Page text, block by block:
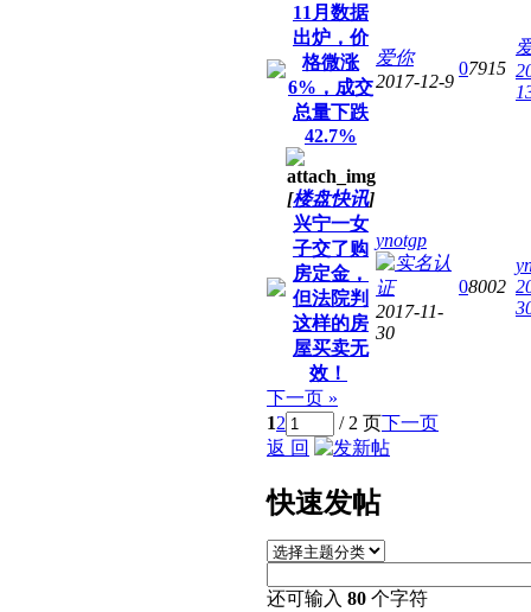
11月数据
出炉，价
格微涨
6%，成交
总量下跌
42.7%
爱你
2017-12-9
07915
[楼盘快讯]
兴宁一女
子交了购
房定金，
但法院判
这样的房
屋买卖无
效！
ynotgp
2017-11-
30
08002
下一页 »
12 / 2 页下一页
返 回
快速发帖
还可输入 80 个字符